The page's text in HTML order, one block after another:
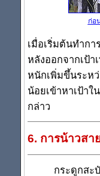
ก่อ
เมื่อเริ่มต้นทำก
หลังออกจากเป้
หนักเพิ่มขึ้นระห
น้อยเข้าหาเป้า
กล่าว
6. การน้าวสา
กระดูกสะบักห